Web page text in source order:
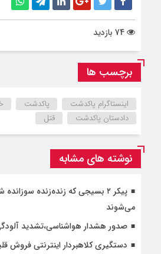
برچسب ها
اینستاگرام پاکدشت پاکدشت
دادستان پاکدشت
قتل
نوشته های مشابه
پیکر ۲ بسیجی که زنده‌زنده
می‌شوند
صدور هشدار هواشناسی،تشدید
دستگیری کلاهبردار اینترنتی فروش